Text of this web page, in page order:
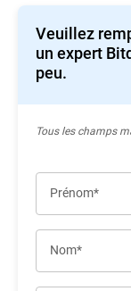
Veuillez
un expert
peu.
Tous les champs
Prénom*
Nom*